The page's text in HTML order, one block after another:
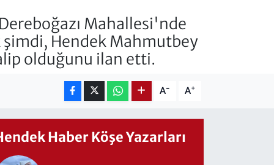
Mahallesi'nde
Hendek Mahmutbey
olduğunu ilan etti.
A- A+
Haber Köşe Yazarları